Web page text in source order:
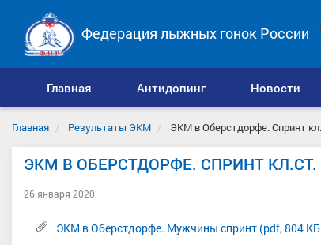
Федерация лыжных гонок России
Главная Антидопинг Новости
Главная Результаты ЭКМ ЭКМ в Оберстдорфе. Спринт
ЭКМ В ОБЕРСТДОРФЕ. СПРИНТ КЛ.СТ.
26 января 2020
ЭКМ в Оберстдорфе. Мужчины спринт (pdf, 804